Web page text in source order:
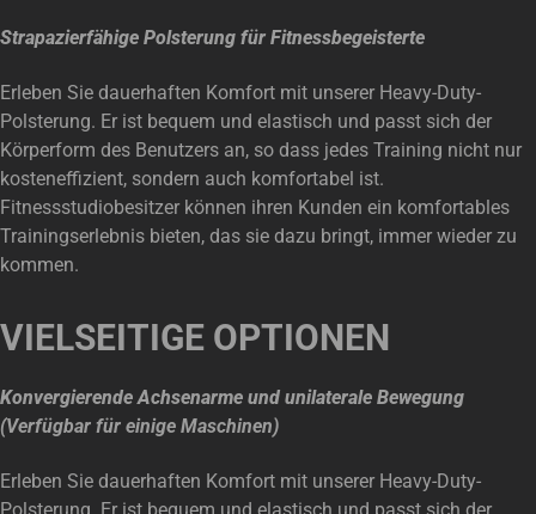
Strapazierfähige Polsterung für Fitnessbegeisterte
Erleben Sie dauerhaften Komfort mit unserer Heavy-Duty-
Polsterung. Er ist bequem und elastisch und passt sich der
Körperform des Benutzers an, so dass jedes Training nicht nur
kosteneffizient, sondern auch komfortabel ist.
Fitnessstudiobesitzer können ihren Kunden ein komfortables
Trainingserlebnis bieten, das sie dazu bringt, immer wieder zu
kommen.
VIELSEITIGE OPTIONEN
Konvergierende Achsenarme und unilaterale Bewegung
(Verfügbar für einige Maschinen)
Erleben Sie dauerhaften Komfort mit unserer Heavy-Duty-
Polsterung. Er ist bequem und elastisch und passt sich der